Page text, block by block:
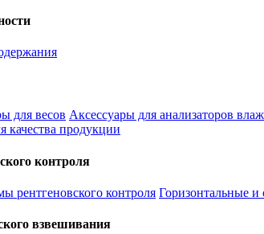
для весов Аксессуары для анализаторов
качества продукции
контроля
рентгеновского контроля Горизонтальные и
взвешивания